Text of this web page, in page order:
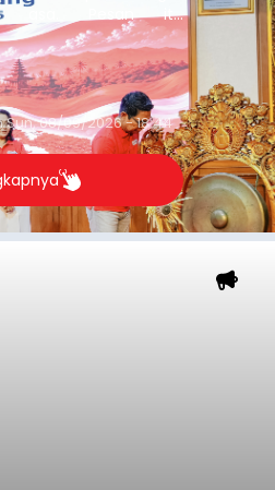
asa. Pesan itu
Sarasehan
RSD Mangusada di
Badung, Minggu
Sun, 08/09/2026 - 18:44